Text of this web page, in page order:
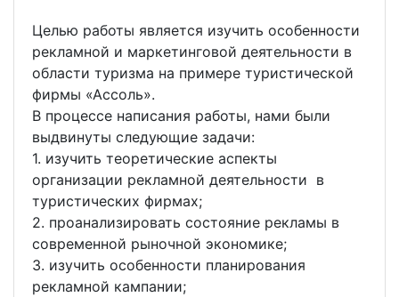
Целью работы является изучить особенности
рекламной и маркетинговой деятельности в
области туризма на примере туристической
фирмы «Ассоль».
В процессе написания работы, нами были
выдвинуты следующие задачи:
1. изучить теоретические аспекты
организации рекламной деятельности в
туристических фирмах;
2. проанализировать состояние рекламы в
современной рыночной экономике;
3. изучить особенности планирования
рекламной кампании;